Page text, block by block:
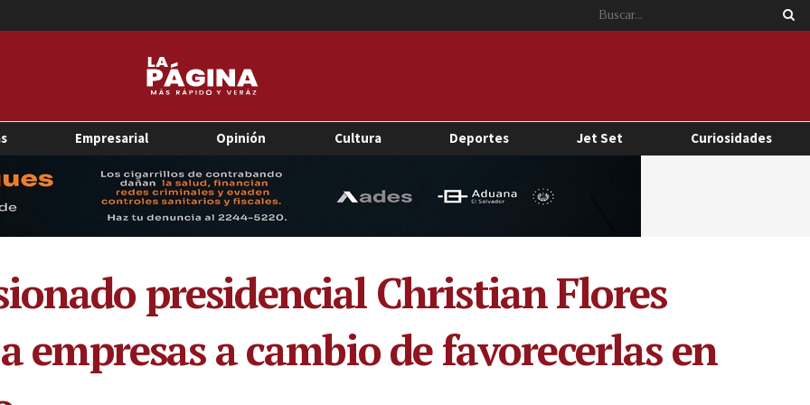
Empresarial Opinión Cultura Deportes Jet Set Curiosidades
presidencial Christian Flores
empresas a cambio de favorecerlas en